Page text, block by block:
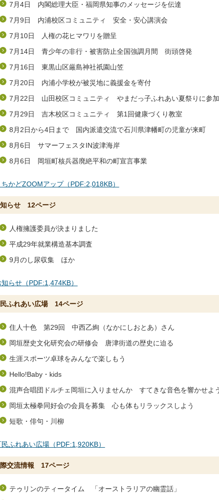
7月4日 内閣総理大臣・福岡県知事のメッセージを伝達
7月9日 内浦校区コミュニティ 安全・安心講演会
7月10日 人権の花ヒマワリを贈呈
7月14日 青少年の非行・被害防止全国強調月間 街頭啓発
7月16日 東黒山区厳島神社祇園山笠
7月20日 内浦小学校が被災地に義援金を寄付
7月22日 山田校区コミュニティ やまだっ子ふれあい夏祭りに参加
7月29日 吉木校区コミュニティ 第1回健康づくり教室
8月2日から4日まで 国内派遣交流で石川県津幡町の児童が来町
8月6日 サマーフェスタIN波津海岸
8月6日 岡垣町核兵器廃絶平和の町宣言事業
かどZOOMアップ（PDF:2,018KB）
らせ 12ページ
人権擁護委員が決まりました
平成29年就業構造基本調査
9月のし尿収集 ほか
らせ（PDF:1,474KB）
ふれあい広場 14ページ
住人十色 第29回 中西乙絢（なかにしおとあ）さん
岡垣歴史文化研究会の研修会 唐津街道の歴史に迫る
生涯スポーツ卓球をみんなで楽しもう
Hello!Baby・kids
混声合唱団ドルチェ岡垣に入りませんか すてきな音色を響かせよ
岡垣太極拳同好会の会員を募集 心も体もリラックスしよう
短歌・俳句・川柳
ふれあい広場（PDF:1,920KB）
交流情報 17ページ
テゥリンのティータイム 「オーストラリアの幽霊話」